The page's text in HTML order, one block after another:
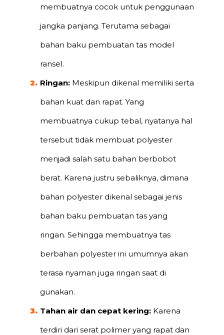
membuatnya cocok untuk penggunaan
jangka panjang. Terutama sebagai
bahan baku pembuatan tas model
ransel.
Ringan: Meskipun dikenal memiliki serta
bahan kuat dan rapat. Yang
membuatnya cukup tebal, nyatanya hal
tersebut tidak membuat polyester
menjadi salah satu bahan berbobot
berat. Karena justru sebaliknya, dimana
bahan polyester dikenal sebagai jenis
bahan baku pembuatan tas yang
ringan. Sehingga membuatnya tas
berbahan polyester ini umumnya akan
terasa nyaman juga ringan saat di
gunakan.
Tahan air dan cepat kering: Karena
terdiri dari serat polimer yang rapat dan